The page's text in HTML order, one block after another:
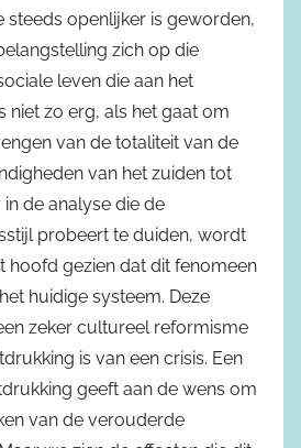
steeds openlijker is geworden,
zich op die
leven die aan het
niet zo erg, als het gaat om
van de totaliteit van de
van het zuiden tot
de analyse die de
probeert te duiden, wordt
hoofd gezien dat dit fenomeen
huidige systeem. Deze
zeker cultureel reformisme
is van een crisis. Een
geeft aan de wens om
van de verouderde